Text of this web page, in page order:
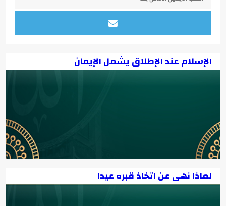
الإسلام عند الإطلاق يشمل الإيمان
لماذا نهى عن اتخاذ قبره عيدا